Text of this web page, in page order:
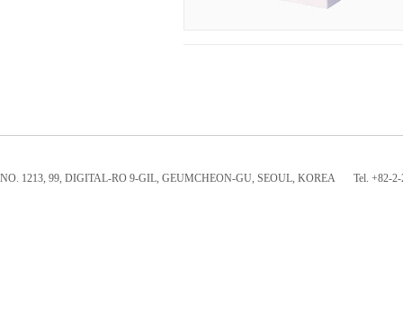
NO. 1213, 99, DIGITAL-RO 9-GIL, GEUMCHEON-GU, SEOUL, KOREA Tel. +82-